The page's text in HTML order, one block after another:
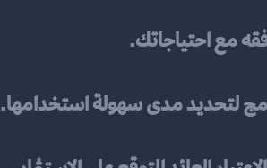
مع احتياجاتك.
لتحديد مدى سهولة استخدامها.